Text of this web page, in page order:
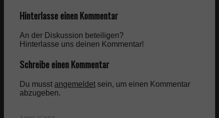
Hinterlasse einen Kommentar
An der Diskussion beteiligen?
Hinterlasse uns deinen Kommentar!
Schreibe einen Kommentar
Du musst angemeldet sein, um einen Kommentar
abzugeben.